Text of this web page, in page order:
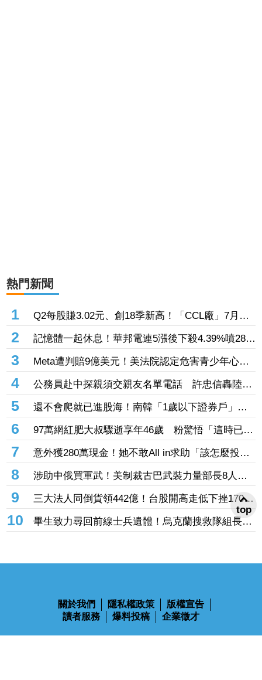
熱門新聞
1
Q2每股賺3.02元、創18季新高！「CCL廠」7月營
收創近4年高 AI伺服器助攻下半年成長
2
記憶體一起休息！華邦電連5漲後下殺4.39%噴286
億元 「這檔」累漲40%後也走弱炸315億元
3
Meta遭判賠9億美元！美法院認定危害青少年心理
健康 要求5年內調整未成年用戶機制
4
公務員赴中探親須交親友名單電話 許忠信轟陸委
會：不能用國安當藉口無限上綱
5
還不會爬就已進股海！南韓「1歲以下證券戶」暴
增3倍 美股ETF成熱門標的
6
97萬網紅肥大叔驟逝享年46歲 粉驚悟「這時已現
端倪」：一直覺得不對勁
7
意外獲280萬現金！她不敢All in求助「該怎麼投
資」 網一面倒建議：專心存0050就好
8
涉助中俄買軍武！美制裁古巴武裝力量部長8人、5
公司 聯合國示警：恐讓古巴陷入國家危機
9
三大法人同倒貨領442億！台股開高走低下挫170
點 股民驚：大哥你怎麼逃了
10
畢生致力尋回前線士兵遺體！烏克蘭搜救隊組長尤
科夫陣亡 妻子悲痛證實
關於我們 隱私權政策
版權宣告
讀者服務
爆料投稿 企業徵才
top